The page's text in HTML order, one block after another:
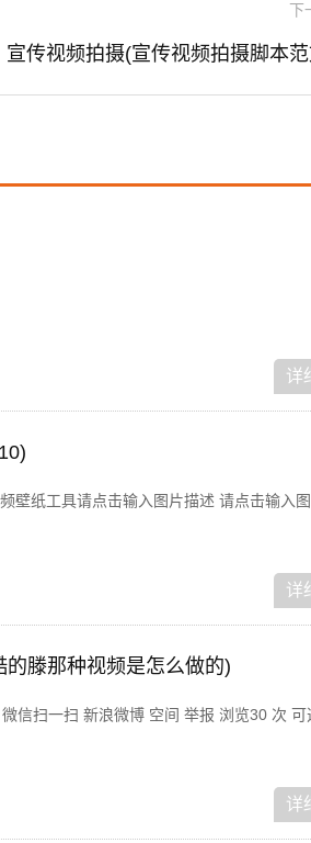
下
宣传视频拍摄(宣传视频拍摄脚本
详
壁纸工具请点击输入图片描述 请点击输入
详
滕那种视频是怎么做的)
信扫一扫 新浪微博 空间 举报 浏览30 次 可
详